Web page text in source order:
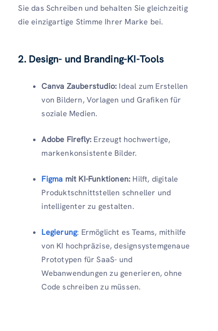
Sie das Schreiben und behalten Sie gleichzeitig
die einzigartige Stimme Ihrer Marke bei.
2. Design- und Branding-KI-Tools
Canva Zauberstudio: Ideal zum Erstellen
von Bildern, Vorlagen und Grafiken für
soziale Medien.
Adobe Firefly: Erzeugt hochwertige,
markenkonsistente Bilder.
Figma mit KI-Funktionen: Hilft, digitale
Produktschnittstellen schneller und
intelligenter zu gestalten.
Legierung: Ermöglicht es Teams, mithilfe
von KI hochpräzise, ​​designsystemgenaue
Prototypen für SaaS- und
Webanwendungen zu generieren, ohne
Code schreiben zu müssen.